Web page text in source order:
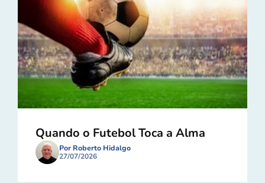
Quando o Futebol Toca a Alma
Por Roberto Hidalgo
27/07/2026